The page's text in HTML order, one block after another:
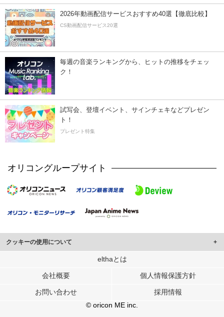
2026年動画配信サービスおすすめ40選【徹底比較】
CS動画配信サービス20選
毎週の音楽ランキングから、ヒットの推移をチェッ
ク！
試写会、登壇イベント、サインチェキなどプレゼン
ト！
プレゼント特集
オリコングループサイト
クッキーの使用について
このサイトでは Cookie を使用して、ユーザーに合わせたコンテンツや広告の
行っています。
メディアや広告配信、データ解析の各パートナーに提供しています。
各パートナーは、この情報とユーザーが各パートナーに提供した他の情報や、
ユーザーが各パートナーのサービスを使用したときに収集した他の情報を組み
elthaとは
会社概要 個人情報保護方針
お問い合わせ
採用情報
© oricon ME inc.